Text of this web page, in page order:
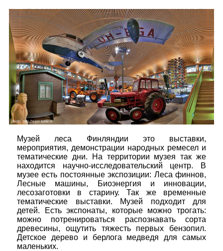
Музей леса Финляндии это выставки,
мероприятия, демонстрации народных ремесел и
тематические дни. На территории музея так же
находится научно-исследовательский центр. В
музее есть постоянные экспозиции: Леса финнов,
Лесные машины, Биоэнергия и инновации,
лесозаготовки в старину. Так же временные
тематические выставки. Музей подходит для
детей. Есть экспонаты, которые можно трогать:
можно потренироваться распознавать сорта
древесины, ощутить тяжесть первых бензопил.
Детское дерево и берлога медведя для самых
маленьких.